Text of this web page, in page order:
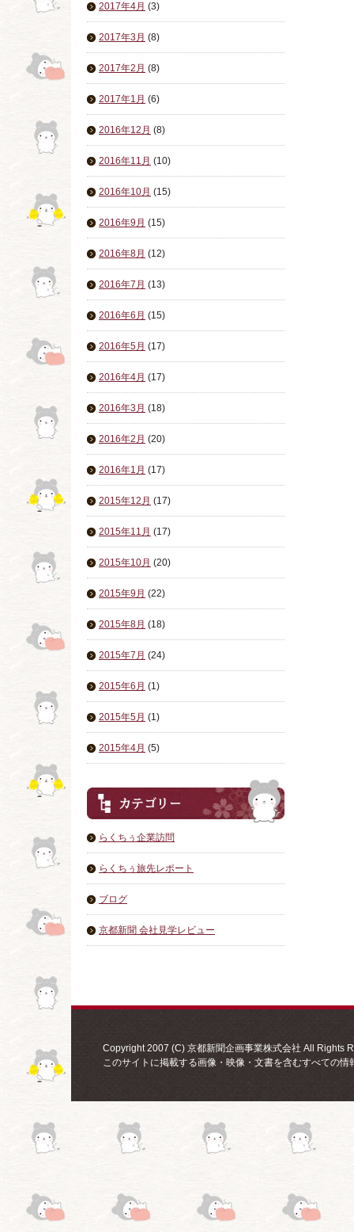
2017年4月 (3)
2017年3月 (8)
2017年2月 (8)
2017年1月 (6)
2016年12月 (8)
2016年11月 (10)
2016年10月 (15)
2016年9月 (15)
2016年8月 (12)
2016年7月 (13)
2016年6月 (15)
2016年5月 (17)
2016年4月 (17)
2016年3月 (18)
2016年2月 (20)
2016年1月 (17)
2015年12月 (17)
2015年11月 (17)
2015年10月 (20)
2015年9月 (22)
2015年8月 (18)
2015年7月 (24)
2015年6月 (1)
2015年5月 (1)
2015年4月 (5)
らくちぅ企業訪問
らくちぅ旅先レポート
ブログ
京都新聞 会社見学レビュー
Copyright 2007 (C) 京都新聞企画事業株式会社 All Rights
このサイトに掲載する画像・映像・文書を含むすべての